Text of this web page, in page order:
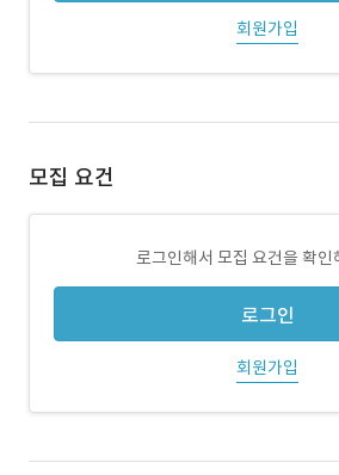
회원가입
모집 요건
로그인해서 모집 요건을 확인
로그인
회원가입